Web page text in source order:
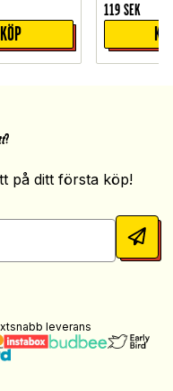
KÖP
119 SEK
?
på ditt första köp!
leverans